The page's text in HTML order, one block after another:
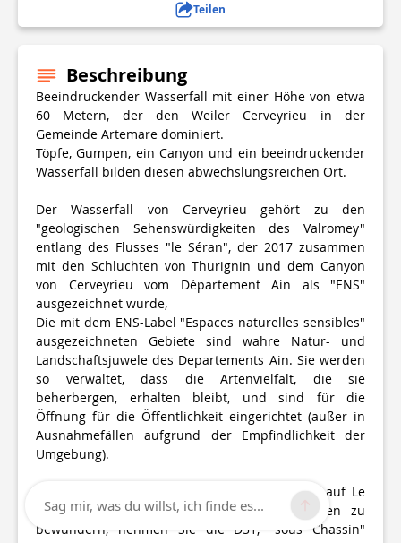
Teilen
Beschreibung
Beeindruckender Wasserfall mit einer Höhe von etwa
60 Metern, der den Weiler Cerveyrieu in der
Gemeinde Artemare dominiert.
Töpfe, Gumpen, ein Canyon und ein beeindruckender
Wasserfall bilden diesen abwechslungsreichen Ort.
Der Wasserfall von Cerveyrieu gehört zu den
"geologischen Sehenswürdigkeiten des Valromey"
entlang des Flusses "le Séran", der 2017 zusammen
mit den Schluchten von Thurignin und dem Canyon
von Cerveyrieu vom Département Ain als "ENS"
ausgezeichnet wurde,
Die mit dem ENS-Label "Espaces naturelles sensibles"
ausgezeichneten Gebiete sind wahre Natur- und
Landschaftsjuwele des Departements Ain. Sie werden
so verwaltet, dass die Artenvielfalt, die sie
beherbergen, erhalten bleibt, und sind für die
Öffnung für die Öffentlichkeit eingerichtet (außer in
Ausnahmefällen aufgrund der Empfindlichkeit der
Umgebung).
Der Wasserfall bietet einen schönen Ausblick auf Le
Colombier und die Alpen. Um ihn von oben zu
bewundern, nehmen Sie die D31, "sous Chassin"
Sag mir, was du willst, ich finde es...